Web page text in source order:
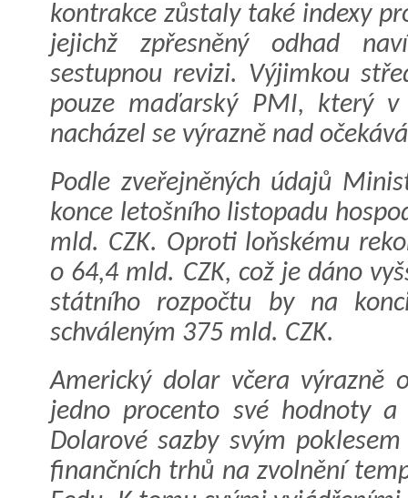
kontrakce zůstaly také indexy
jejichž zpřesněný odhad
sestupnou revizi. Výjimkou
pouze maďarský PMI, který
nacházel se výrazně nad
Podle zveřejněných údajů
konce letošního listopadu
mld. CZK. Oproti loňskému
o 64,4 mld. CZK, což je dáno
státního rozpočtu by na
schváleným 375 mld. CZK.
Americký dolar včera výrazně
jedno procento své hodnoty
Dolarové sazby svým
finančních trhů na zvolnění